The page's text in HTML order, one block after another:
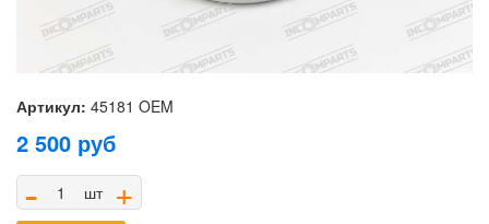
Артикул: 45181 OEM
2 500 руб
- шт +